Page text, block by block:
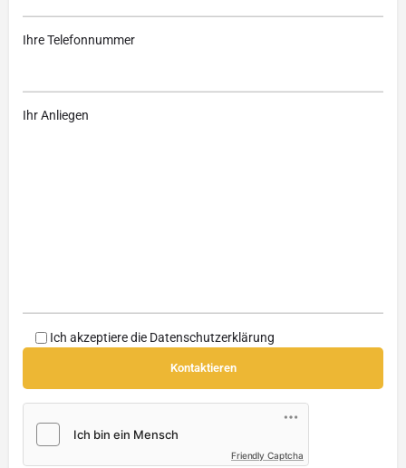
Ihre Telefonnummer
Ihr Anliegen
Ich akzeptiere die Datenschutzerklärung
Friendly Captcha